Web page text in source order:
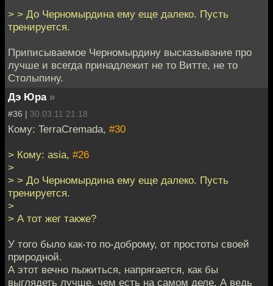
> > До Черномырдина ему еще далеко. Пусть
тренируется.
Приписываемое Черномырдину высказывание про
лучше и всегда принадлежит не то Витте, не то
Столыпину.
Дэ Юра »
#36 | 30.03.11 21:18
Кому: TerraCremada, #30
> Кому: asia, #26
>
> > До Черномырдина ему еще далеко. Пусть
тренируется.
>
> А тот жег также?
У того было как-то по-доброму, от простоты своей
природной.
А этот вечно пыжиться, напрягается, как бы
выглядеть лучше, чем есть на самом деле. А ведь